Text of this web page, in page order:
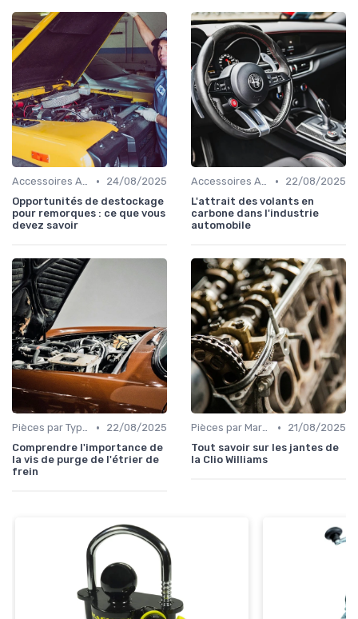
Accessoires Auto •
24/08/2025
Opportunités de destockage
pour remorques : ce que vous
devez savoir
Accessoires Auto •
22/08/2025
L'attrait des volants en
carbone dans l'industrie
automobile
Pièces par Type (Freins, Moteur, etc.) •
22/08/2025
Comprendre l'importance de
la vis de purge de l'étrier de
frein
Pièces par Marque de Voiture •
21/08/2025
Tout savoir sur les jantes de
la Clio Williams